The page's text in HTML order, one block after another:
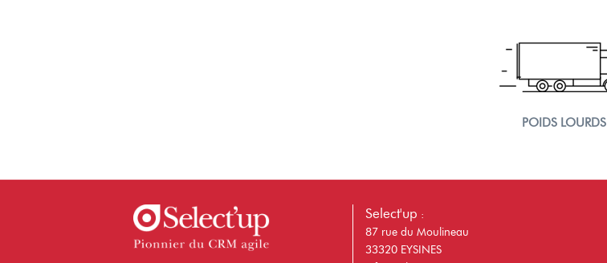
POIDS LOURDS
Select'up :
87 rue du Moulineau
33320 EYSINES